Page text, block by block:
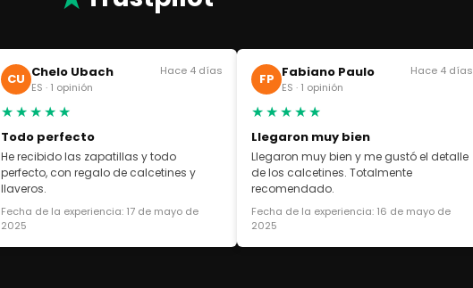
CU Chelo Ubach
ES · 1 opinión
Hace 4 días
★★★★★
Todo perfecto
He recibido las zapatillas y todo
perfecto, con regalo de calcetines y
llaveros.
Fecha de la experiencia: 17 de mayo de
2025
FP Fabiano Paulo
ES · 1 opinión
Hace 4 días
★★★★★
Llegaron muy bien
Llegaron muy bien y me gustó el detalle
de los calcetines. Totalmente
recomendado.
Fecha de la experiencia: 16 de mayo de
2025